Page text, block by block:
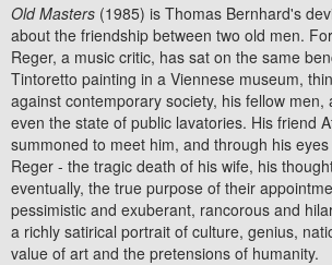
Old Masters (1985) is Thomas Bernhard's
about the friendship between two old men.
Reger, a music critic, has sat on the same
Tintoretto painting in a Viennese museum,
against contemporary society, his fellow men,
even the state of public lavatories. His friend
summoned to meet him, and through his
Reger - the tragic death of his wife, his
eventually, the true purpose of their
pessimistic and exuberant, rancorous and
a richly satirical portrait of culture, genius,
value of art and the pretensions of humanity.